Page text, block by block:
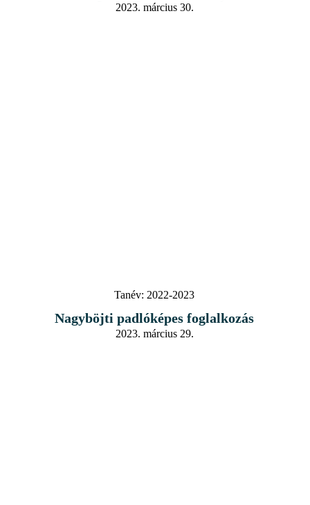
2023. március 30.
Tanév: 2022-2023
Nagyböjti padlóképes foglalkozás
2023. március 29.